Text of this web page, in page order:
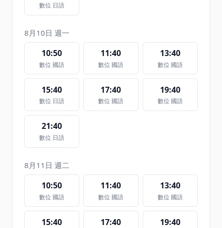
數位 日語
8月10日 週一
10:50
數位 國語
11:40
數位 國語
13:40
數位 國語
15:40
數位 日語
17:40
數位 國語
19:40
數位 國語
21:40
數位 日語
8月11日 週二
10:50
數位 國語
11:40
數位 國語
13:40
數位 國語
15:40 17:40 19:40